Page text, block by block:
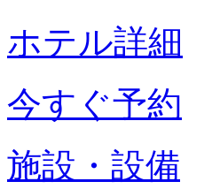
ホテル詳細
今すぐ予約
施設・設備